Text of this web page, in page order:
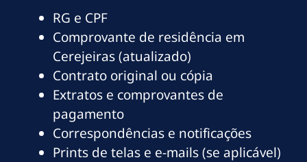
RG e CPF
Comprovante de residência em
Cerejeiras (atualizado)
Contrato original ou cópia
Extratos e comprovantes de
pagamento
Correspondências e notificações
Prints de telas e e-mails (se aplicável)